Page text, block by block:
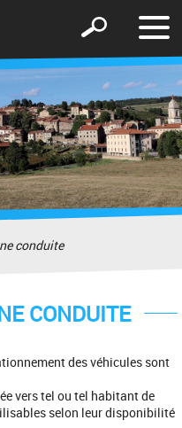
le
Afficher
formulaire
de
recherche
conduite
CONDUITE
des véhicules sont
vers tel ou tel habitant de
selon leur disponibilité